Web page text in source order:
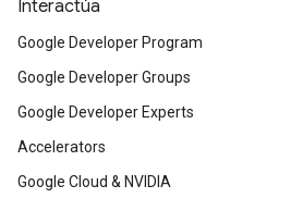
Interactúa
Google Developer Program
Google Developer Groups
Google Developer Experts
Accelerators
Google Cloud & NVIDIA